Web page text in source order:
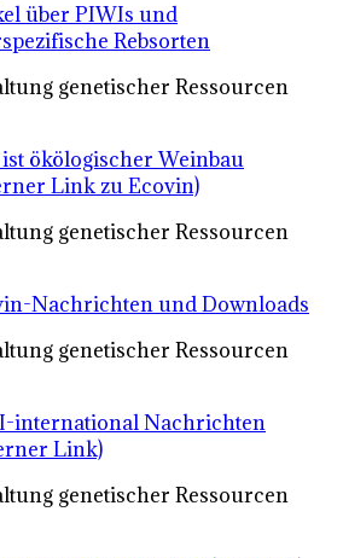
über PIWIs und
Rebsorten
genetischer Ressourcen
ist ökölogischer Weinbau
Link zu Ecovin)
genetischer Ressourcen
Nachrichten und Downloads
genetischer Ressourcen
international Nachrichten
Link)
genetischer Ressourcen